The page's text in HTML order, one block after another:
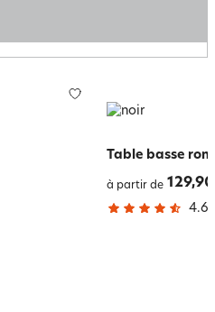
Table basse
à partir de
4.6